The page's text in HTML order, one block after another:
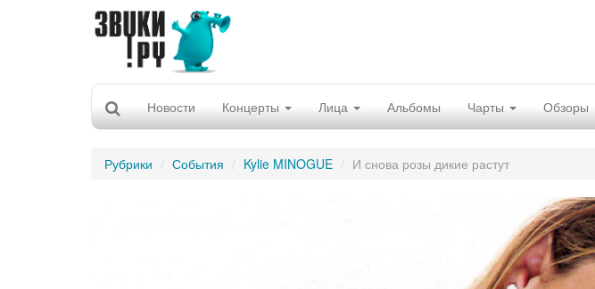
Новости Концерты Лица Альбомы Чарты Обзоры
Рубрики События Kylie MINOGUE И снова розы дикие растут